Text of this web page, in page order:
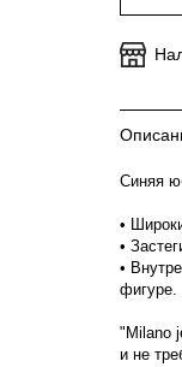
Синяя
•
•
•
фигуре.
"Milano
и не